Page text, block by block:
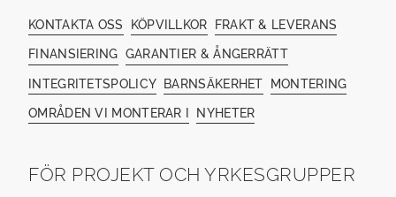
KONTAKTA OSS KÖPVILLKOR FRAKT & LEVERANS
FINANSIERING GARANTIER & ÅNGERRÄTT
INTEGRITETSPOLICY BARNSÄKERHET MONTERING
OMRÅDEN VI MONTERAR I NYHETER
FÖR PROJEKT OCH YRKESGRUPPER